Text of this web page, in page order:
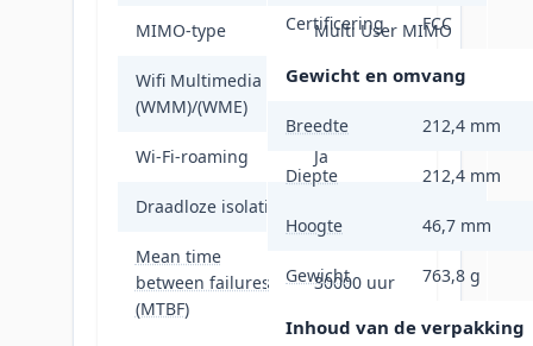
MIMO-type Multi User MIMO
Wifi Multimedia
(WMM)/(WME)
Wi-Fi-roaming Ja
Draadloze isolatie
Mean time
between failures
(MTBF)
30000 uur
Certificering FCC
Gewicht en omvang
Breedte 212,4 mm
Diepte 212,4 mm
Hoogte 46,7 mm
Gewicht 763,8 g
Inhoud van de verpakking